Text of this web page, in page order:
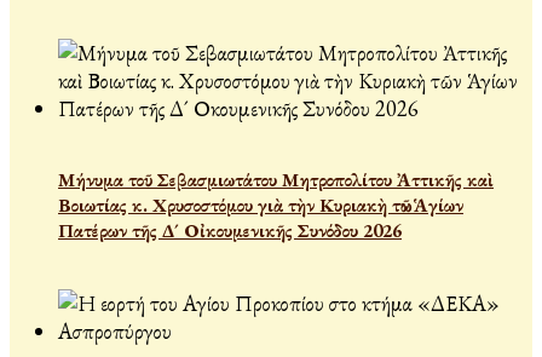
Μήνυμα τοῦ Σεβασμιωτάτου Μητροπολίτου Ἀττικῆς καὶ
Βοιωτίας κ. Χρυσοστόμου γιὰ τὴν Κυριακὴ τῶν Ἁγίων
Πατέρων τῆς Δ´ Οἰκουμενικῆς Συνόδου 2026